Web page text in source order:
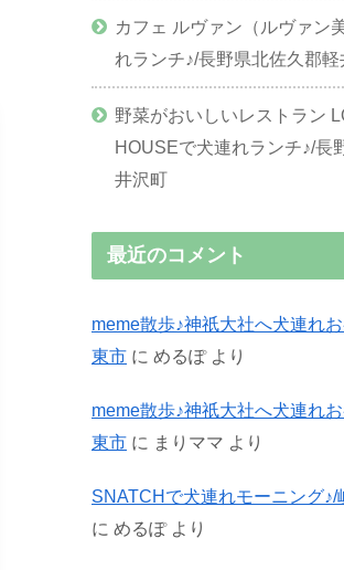
カフェ ルヴァン（ルヴァン
れランチ♪/長野県北佐久郡
野菜がおいしいレストラン
HOUSEで犬連れランチ♪/長
井沢町
最近のコメント
meme散歩♪神祇大社へ犬連れ
東市 に めるぽより
meme散歩♪神祇大社へ犬連れ
東市 に まりママ より
SNATCHで犬連れモーニング♪/
に めるぽより